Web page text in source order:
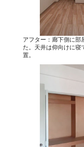
アフター：廊下側に部
た。天井は仰向けに寝
置。